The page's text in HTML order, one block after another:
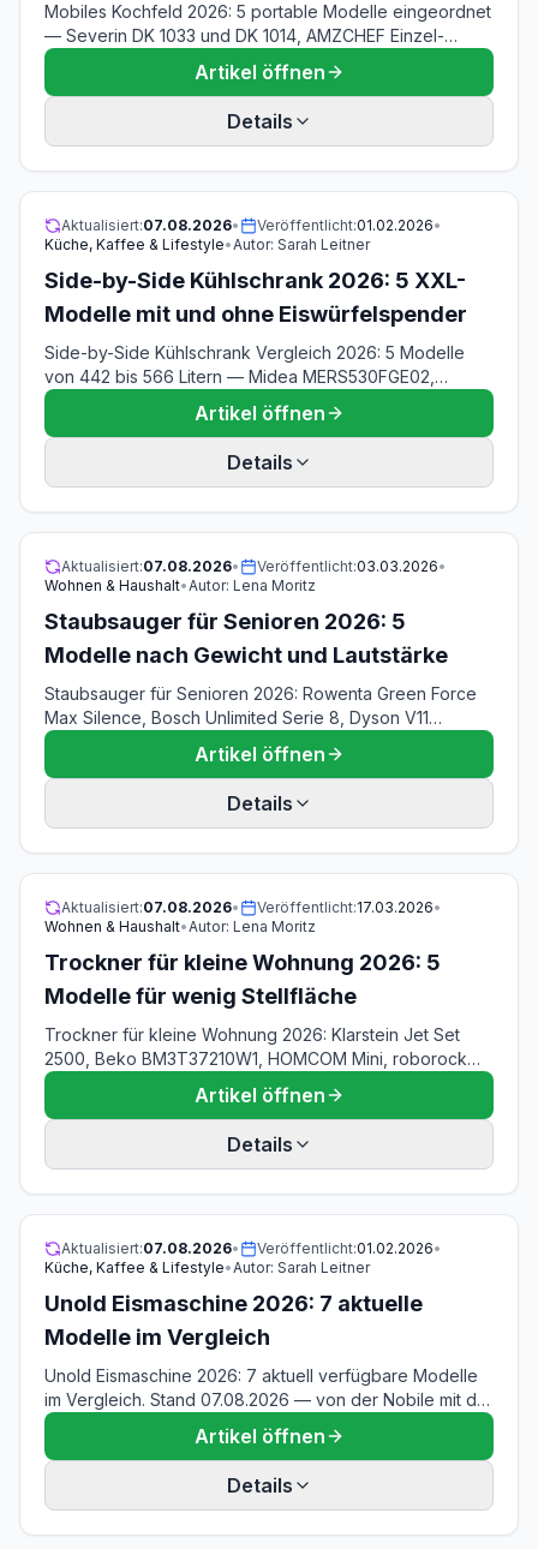
Mobiles Kochfeld 2026: 5 portable Modelle eingeordnet
— Severin DK 1033 und DK 1014, AMZCHEF Einzel-
Induktion, Aobosi Domino und TZS First Austria. Mit
Anschlusswerten, Kochzonen-Durchmessern und
Topfeignung. Stand 07.08.2026, datenbasiert ohne
Artikel öffnen
Details
Aktualisiert:07.08.2026• Veröffentlicht:01.02.2026•
Küche, Kaffee & Lifestyle•Autor: Sarah Leitner
Side-by-Side Kühlschrank 2026: 5 XXL-
Modelle mit und ohne Eiswürfelspender
Side-by-Side Kühlschrank Vergleich 2026: 5 Modelle
von 442 bis 566 Litern — Midea MERS530FGE02,
Gorenje NRR9185ESXL, Bomann SBS 7344, Samsung
RF50C530ES9 und Exquisit SBS546-040E. Mit
Stromkosten-Rechnung, Lautstärke in dB und der Frage
Festwasseranschluss oder Wassertank. Stand
Artikel öffnen
Details
Aktualisiert:07.08.2026• Veröffentlicht:03.03.2026•
Wohnen & Haushalt•Autor: Lena Moritz
Staubsauger für Senioren 2026: 5
Modelle nach Gewicht und Lautstärke
Staubsauger für Senioren 2026: Rowenta Green Force
Max Silence, Bosch Unlimited Serie 8, Dyson V11
Advanced, Hoover HE1 und Amazon Basics —
verglichen nach Gewicht, Dezibel und Bedienung ohne
Bücken. Stand 07.08.2026.
Artikel öffnen
Details
Aktualisiert:07.08.2026• Veröffentlicht:17.03.2026•
Wohnen & Haushalt•Autor: Lena Moritz
Trockner für kleine Wohnung 2026: 5
Modelle für wenig Stellfläche
Trockner für kleine Wohnung 2026: Klarstein Jet Set
2500, Beko BM3T37210W1, HOMCOM Mini, roborock
Zeo Mini & GOPLUS Mini. Echte Maße, echte
Füllmengen, Stromkosten je Trockengang. Stand
07.08.2026.
Artikel öffnen
Details
Aktualisiert:07.08.2026• Veröffentlicht:01.02.2026•
Küche, Kaffee & Lifestyle•Autor: Sarah Leitner
Unold Eismaschine 2026: 7 aktuelle
Modelle im Vergleich
Unold Eismaschine 2026: 7 aktuell verfügbare Modelle
im Vergleich. Stand 07.08.2026 — von der Nobile mit der
besten Bewertung über den Gusto-Bestseller bis zur
STELLA für Slush. Welche passt zu dir?
Artikel öffnen
Details